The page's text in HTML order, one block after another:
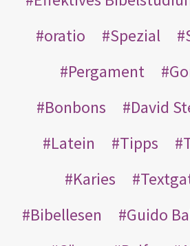
oratio
Spezial
Pergament
Bonbons
David
Latein
Tipps
Karies
Bibellesen
Guido